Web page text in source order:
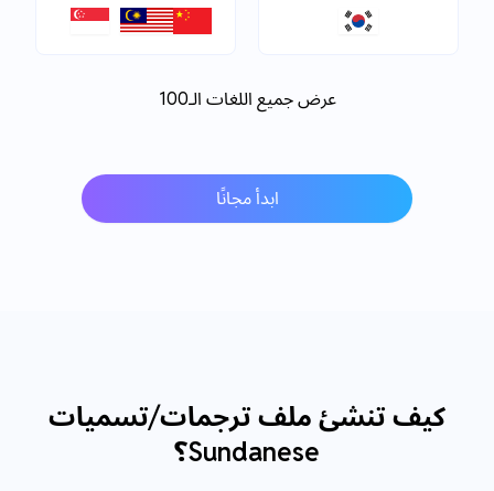
عرض جميع اللغات الـ100
ابدأ مجانًا
كيف تنشئ ملف ترجمات/تسميات
Sundanese؟